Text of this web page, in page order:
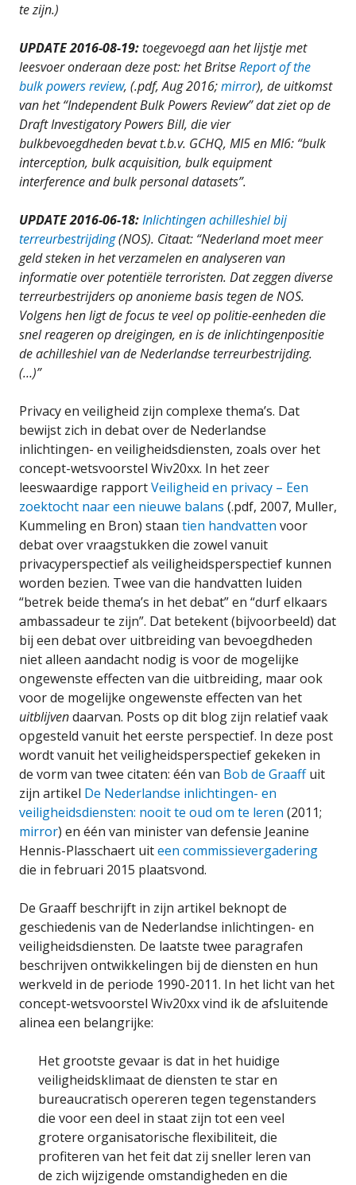
te zijn.)
UPDATE 2016-08-19:toegevoegd aan het lijstje met
leesvoer onderaan deze post: het BritseReport of the
bulk powers review, (.pdf, Aug 2016;mirror), de uitkomst
van het “Independent Bulk Powers Review” dat ziet op de
Draft Investigatory Powers Bill, die vier
bulkbevoegdheden bevat t.b.v. GCHQ, MI5 en MI6: “bulk
interception, bulk acquisition, bulk equipment
interference and bulk personal datasets”.
UPDATE 2016-06-18:Inlichtingen achilleshiel bij
terreurbestrijding(NOS). Citaat: “Nederland moet meer
geld steken in het verzamelen en analyseren van
informatie over potentiële terroristen. Dat zeggen diverse
terreurbestrijders op anonieme basis tegen de NOS.
Volgens hen ligt de focus te veel op politie-eenheden die
snel reageren op dreigingen, en is de inlichtingenpositie
de achilleshiel van de Nederlandse terreurbestrijding.
(…)”
Privacy en veiligheid zijn complexe thema’s. Dat
bewijst zich in debat over de Nederlandse
inlichtingen- en veiligheidsdiensten, zoals over het
concept-wetsvoorstel Wiv20xx. In het zeer
leeswaardige rapportVeiligheid en privacy – Een
zoektocht naar een nieuwe balans (.pdf, 2007, Muller,
Kummeling en Bron) staan tien handvatten voor
debat over vraagstukken die zowel vanuit
privacyperspectief als veiligheidsperspectief kunnen
worden bezien. Twee van die handvatten luiden
“betrek beide thema’s in het debat” en “durf elkaars
ambassadeur te zijn”. Dat betekent (bijvoorbeeld) dat
bij een debat over uitbreiding van bevoegdheden
niet alleen aandacht nodig is voor de mogelijke
ongewenste effecten van die uitbreiding, maar ook
voor de mogelijke ongewenste effecten van het
uitblijvendaarvan. Posts op dit blog zijn relatief vaak
opgesteld vanuit het eerste perspectief. In deze post
wordt vanuit het veiligheidsperspectief gekeken in
de vorm van twee citaten: één van Bob de Graaffuit
zijn artikel De Nederlandse inlichtingen- en
veiligheidsdiensten: nooit te oud om te leren (2011;
mirror) en één van minister van defensie Jeanine
Hennis-Plasschaert uiteen commissievergadering
die in februari 2015 plaatsvond.
De Graaff beschrijft in zijn artikel beknopt de
geschiedenis van de Nederlandse inlichtingen- en
veiligheidsdiensten. De laatste twee paragrafen
beschrijven ontwikkelingen bij de diensten en hun
werkveld in de periode 1990-2011. In het licht van het
concept-wetsvoorstel Wiv20xx vind ik de afsluitende
alinea een belangrijke:
Het grootste gevaar is dat in het huidige
veiligheidsklimaat de diensten te star en
bureaucratisch opereren tegen tegenstanders
die voor een deel in staat zijn tot een veel
grotere organisatorische flexibiliteit, die
profiteren van het feit dat zij sneller leren van
de zich wijzigende omstandigheden en die